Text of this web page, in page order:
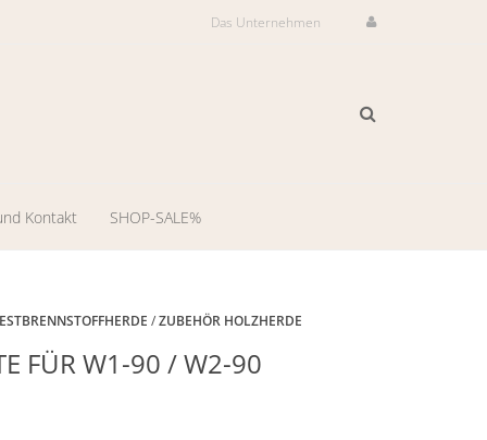
Das Unternehmen
Kontakt SHOP-SALE%
/ZUBEHÖR HOLZHERDE
FÜR W1-90 / W2-90